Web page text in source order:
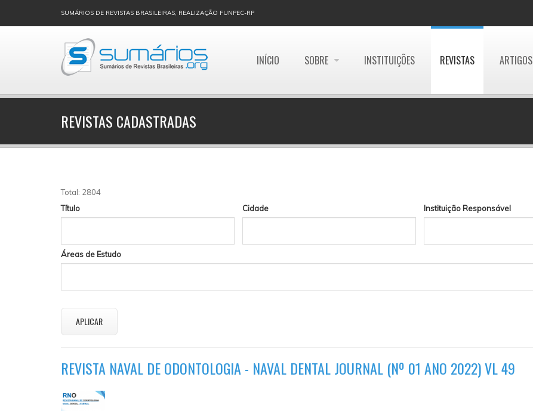
SUMÁRIOS DE REVISTAS BRASILEIRAS, REALIZAÇÃO FUNPEC-RP
INÍCIO SOBRE INSTITUIÇÕES REVISTAS ARTIGOS
REVISTAS CADASTRADAS
Total: 2804
Título
Cidade Instituição Responsável
Áreas de Estudo
REVISTA NAVAL DE ODONTOLOGIA - NAVAL DENTAL JOURNAL (Nº 01 ANO 2022) VL 49